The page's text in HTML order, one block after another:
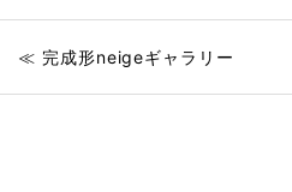
≪ 完成形neigeギャラリー